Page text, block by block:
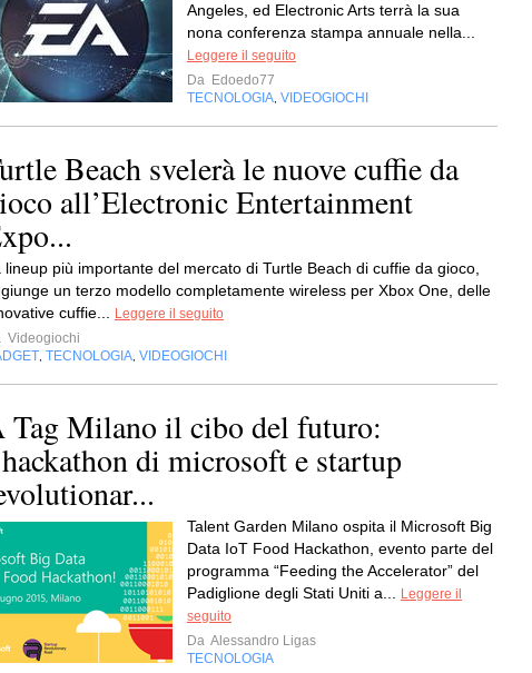
Angeles, ed Electronic Arts terrà la sua
nona conferenza stampa annuale nella...
Leggere il seguito
Da Edoedo77
TECNOLOGIA VIDEOGIOCHI
Beach svelerà le nuove cuffie da
all’Electronic Entertainment
lineup più importante del mercato di Turtle Beach di cuffie da gioco,
un terzo modello completamente wireless per Xbox One, delle
cuffie...
Leggere il seguito
Videogiochi
TECNOLOGIA VIDEOGIOCHI
Tag Milano il cibo del futuro:
di microsoft e startup
Talent Garden Milano ospita il Microsoft Big
Data IoT Food Hackathon, evento parte del
programma “Feeding the Accelerator” del
Padiglione degli Stati Uniti a...
Leggere il
seguito
Da Alessandro Ligas
TECNOLOGIA